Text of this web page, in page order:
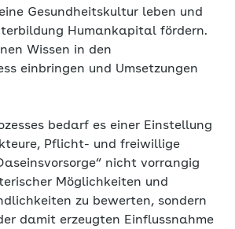
Gesundheitskultur leben und
Humankapital fördern.
Wissen in den
einbringen und Umsetzungen
bedarf es einer Einstellung
Pflicht- und freiwillige
nicht vorrangig
Möglichkeiten und
zu bewerten, sondern
damit erzeugten Einflussnahme